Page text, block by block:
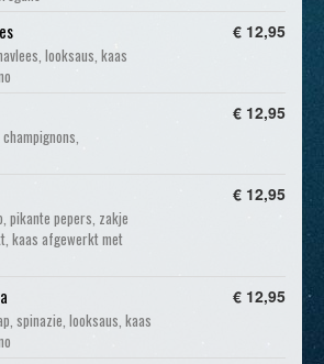
looksaus, kaas
€ 12,95
€ 12,95
pikante pepers, zakje
kaas afgewerkt met
€ 12,95
spinazie, looksaus, kaas
€ 12,95